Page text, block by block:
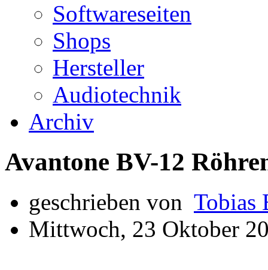
Softwareseiten
Shops
Hersteller
Audiotechnik
Archiv
Avantone BV-12
geschrieben von Tobias
Mittwoch, 23 Oktober